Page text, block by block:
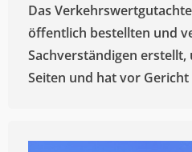
Das
öffentlich bestellten und
Sachverständigen erstellt,
Seiten und hat vor Gericht